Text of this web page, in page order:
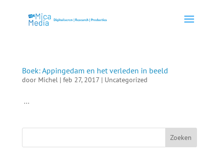
Boek: Appingedam en het verleden in beeld
door Michel| feb 27, 2017| Uncategorized
...